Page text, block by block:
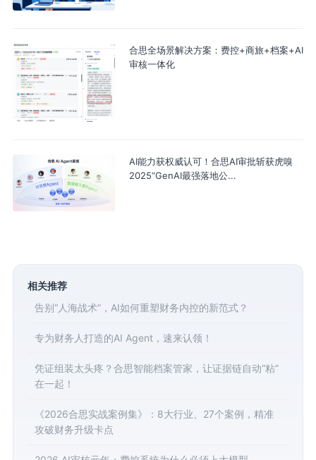
合思全场景解决方案：费控+商旅+档案+AI
审核一体化
AI能力获权威认可！合思AI审批斩获虎嗅
2025“GenAI最强落地公...
相关推荐
告别“人海战术”，AI如何重塑财务内控的新范式？
专为财务人打造的AI Agent，速来认领！
凭证组装太头疼？合思智能档案管家，让证据链自动“粘”
在一起！
《2026合思实战案例集》：8大行业、27个案例，精准
攻破财务升级卡点